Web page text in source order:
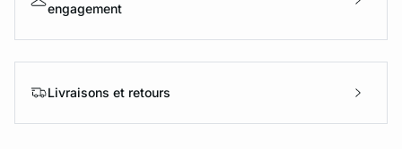
engagement
Livraisons et retours